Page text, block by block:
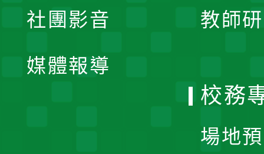
教師
社團影音
媒體報導
校務
場地